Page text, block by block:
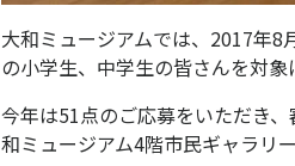
大和ミュージアムでは、2017年
の小学生、中学生の皆さんを対
今年は51点のご応募をいただき
和ミュージアム4階市民ギャラリ